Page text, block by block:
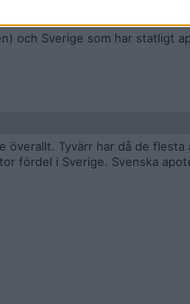
och Sverige som har statligt
Tyvärr har då de
fördel i Sverige. Svenska